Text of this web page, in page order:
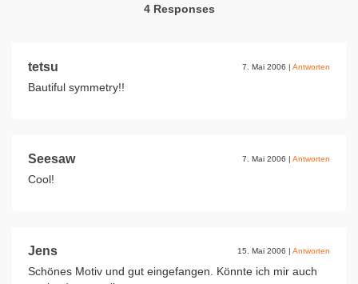
4 Responses
tetsu 7. Mai 2006 | Antworten
Bautiful symmetry!!
Seesaw 7. Mai 2006 | Antworten
Cool!
Jens 15. Mai 2006 | Antworten
Schönes Motiv und gut eingefangen. Könnte ich mir auch